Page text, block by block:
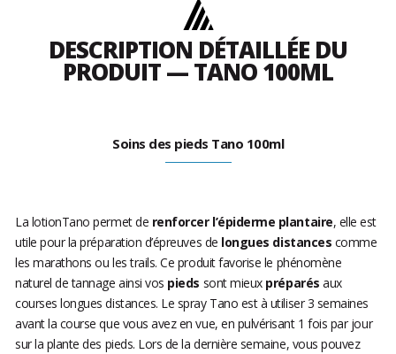
DESCRIPTION DÉTAILLÉE DU
PRODUIT — TANO 100ML
Soins des pieds Tano 100ml
La lotionTano permet de renforcer l’épiderme plantaire, elle est
utile pour la préparation d’épreuves de longues distances comme
les marathons ou les trails. Ce produit favorise le phénomène
naturel de tannage ainsi vos pieds sont mieuxpréparés aux
courses longues distances. Le spray Tano est à utiliser 3 semaines
avant la course que vous avez en vue, en pulvérisant 1 fois par jour
sur la plante des pieds. Lors de la dernière semaine, vous pouvez